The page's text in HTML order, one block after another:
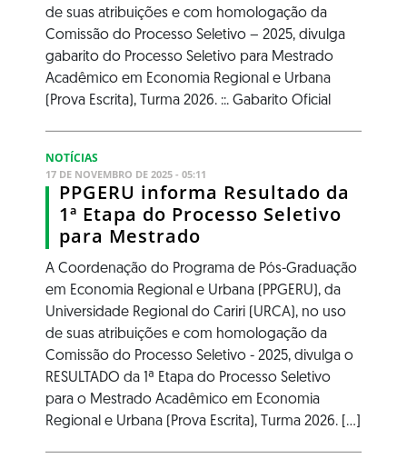
de suas atribuições e com homologação da
Comissão do Processo Seletivo – 2025, divulga
gabarito do Processo Seletivo para Mestrado
Acadêmico em Economia Regional e Urbana
(Prova Escrita), Turma 2026. ::. Gabarito Oficial
NOTÍCIAS
17 DE NOVEMBRO DE 2025 - 05:11
PPGERU informa Resultado da
1ª Etapa do Processo Seletivo
para Mestrado
A Coordenação do Programa de Pós-Graduação
em Economia Regional e Urbana (PPGERU), da
Universidade Regional do Cariri (URCA), no uso
de suas atribuições e com homologação da
Comissão do Processo Seletivo - 2025, divulga o
RESULTADO da 1ª Etapa do Processo Seletivo
para o Mestrado Acadêmico em Economia
Regional e Urbana (Prova Escrita), Turma 2026. [...]